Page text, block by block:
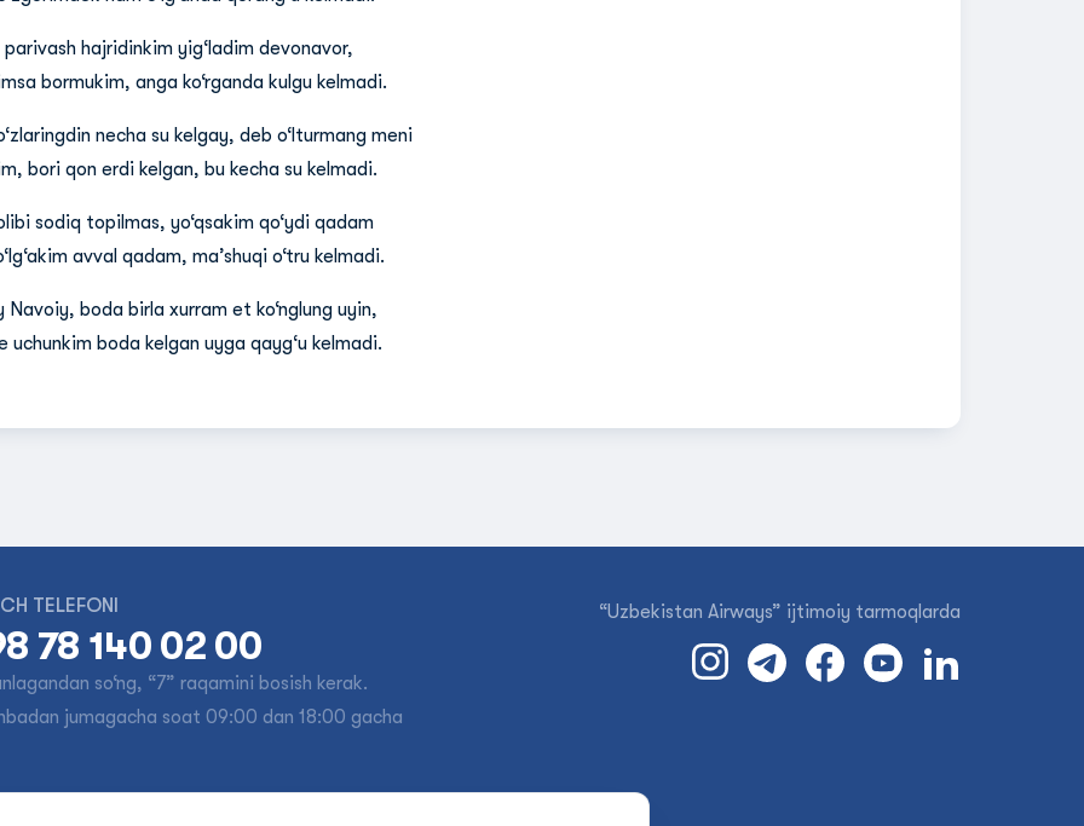
parivash hajridinkim yig‘ladim devonavor,
bormukim, anga ko‘rganda kulgu kelmadi.
necha su kelgay, deb o‘lturmang meni
bori qon erdi kelgan, bu kecha su kelmadi.
sodiq topilmas, yo‘qsakim qo‘ydi qadam
avval qadam, ma’shuqi o‘tru kelmadi.
Navoiy, boda birla xurram et ko‘nglung uyin,
uchunkim boda kelgan uyga qayg‘u kelmadi.
TELEFONI
78 140 02 00
so‘ng, “7” raqamini bosish kerak.
jumagacha soat 09:00 dan 18:00 gacha
“Uzbekistan Airways” ijtimoiy tarmoqlarda